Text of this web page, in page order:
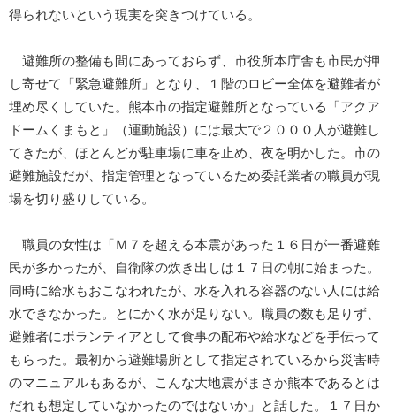
得られないという現実を突きつけている。
避難所の整備も間にあっておらず、市役所本庁舎も市民が押
し寄せて「緊急避難所」となり、１階のロビー全体を避難者が
埋め尽くしていた。熊本市の指定避難所となっている「アクア
ドームくまもと」（運動施設）には最大で２０００人が避難し
てきたが、ほとんどが駐車場に車を止め、夜を明かした。市の
避難施設だが、指定管理となっているため委託業者の職員が現
場を切り盛りしている。
職員の女性は「Ｍ７を超える本震があった１６日が一番避難
民が多かったが、自衛隊の炊き出しは１７日の朝に始まった。
同時に給水もおこなわれたが、水を入れる容器のない人には給
水できなかった。とにかく水が足りない。職員の数も足りず、
避難者にボランティアとして食事の配布や給水などを手伝って
もらった。最初から避難場所として指定されているから災害時
のマニュアルもあるが、こんな大地震がまさか熊本であるとは
だれも想定していなかったのではないか」と話した。１７日か